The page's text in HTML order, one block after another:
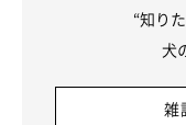
“知り
犬
雑